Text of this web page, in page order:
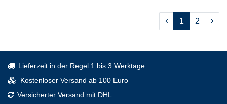
1 2
Lieferzeit in der Regel 1 bis 3 Werktage
Kostenloser Versand ab 100 Euro
Versicherter Versand mit DHL